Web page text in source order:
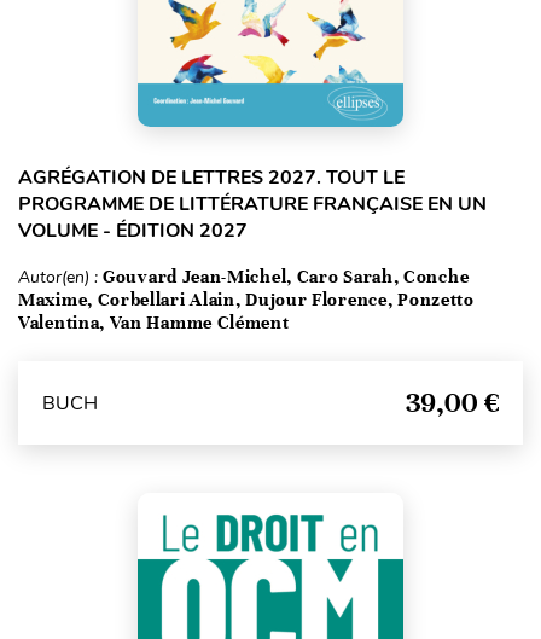
AGRÉGATION DE LETTRES 2027. TOUT LE
PROGRAMME DE LITTÉRATURE FRANÇAISE EN UN
VOLUME - ÉDITION 2027
Autor(en) : Gouvard Jean-Michel, Caro Sarah, Conche
Maxime, Corbellari Alain, Dujour Florence, Ponzetto
Valentina, Van Hamme Clément
BUCH 39,00 €